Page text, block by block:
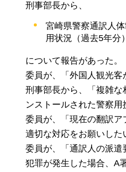
刑事部長から、
宮崎県警察通訳人
用状況（過去5年分
について報告があった。
委員が、「外国人観光客
刑事部長から、「複雑
ンストールされた警察用
委員が、「現在の翻訳
適切な対応をお願いした
委員が、「通訳人の派
犯罪が発生した場合、A